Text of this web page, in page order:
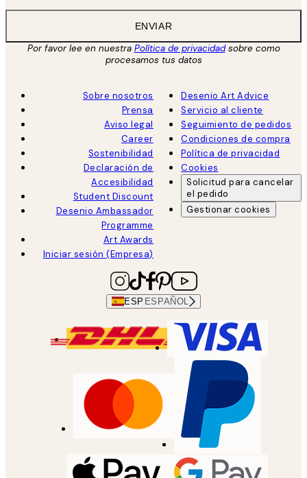
ENVIAR
Por favor lee en nuestra Política de privacidadsobre como
procesamos tus datos
Sobre nosotros
Prensa
Aviso legal
Career
Sostenibilidad
Declaración de
Accesibilidad
Student Discount
Desenio Ambassador
Programme
Art Awards
Iniciar sesión (Empresa)
Desenio Art Advice
Servicio al cliente
Seguimiento de pedidos
Condiciones de compra
Política de privacidad
Cookies
Solicitud para cancelar
el pedido
Gestionar cookies
ESP ESPAÑOL